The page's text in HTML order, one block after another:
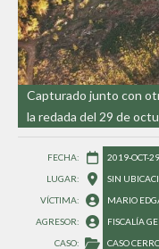
Capturado junto con
la redada del 29 de
FECHA:
2019-OCT-29
LUGAR:
SIN
VÍCTIMA:
MARIO
AGRESOR:
FISCALÍA
CASO:
CASO